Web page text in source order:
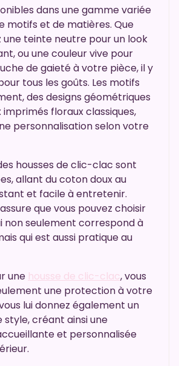
dans une gamme variée
motifs et de matières. Que
une teinte neutre pour un look
ou une couleur vive pour
de gaieté à votre pièce, il y
tous les goûts. Les motifs
des designs géométriques
floraux classiques,
personnalisation selon votre
housses de clic-clac sont
allant du coton doux au
et facile à entretenir.
que vous pouvez choisir
non seulement correspond à
qui est aussi pratique au
une housse de clic-clac, vous
une protection à votre
lui donnez également un
style, créant ainsi une
et personnalisée